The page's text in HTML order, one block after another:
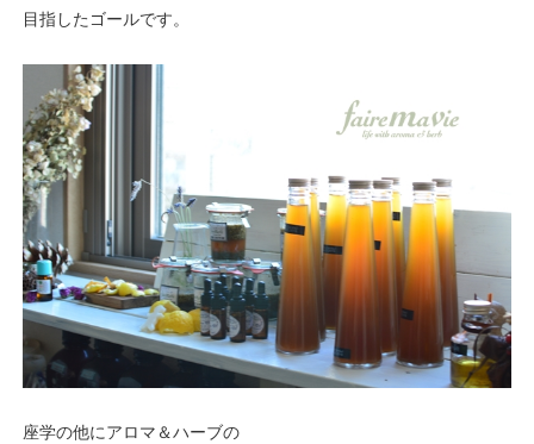
目指したゴールです。
座学の他にアロマ＆ハーブの